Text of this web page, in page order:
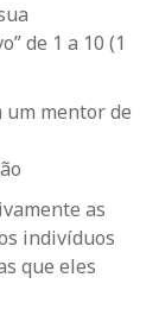
de 1 a 10 (1
um mentor de
as
indivíduos
que eles